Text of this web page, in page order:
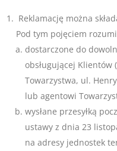
Reklamację można
Pod tym pojęciem
dostarczone do
obsługującej Klientów (
Towarzystwa, ul.
lub agentowi
wysłane przesyłką
ustawy z dnia 23
na adresy jednostek